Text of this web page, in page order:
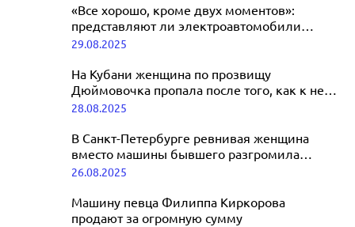
Уголовное дело так и не возбудили:
сын высокопоставленной чиновницы
может избежать наказания за
смертельное ДТП
«Все хорошо, кроме двух моментов»:
представляют ли электроавтомобили
угрозу для лесов
29.08.2025
На Кубани женщина по прозвищу
Дюймовочка пропала после того, как к ней
в машину сел незнакомец
28.08.2025
В Санкт-Петербурге ревнивая женщина
вместо машины бывшего разгромила
чужое авто
26.08.2025
Машину певца Филиппа Киркорова
продают за огромную сумму